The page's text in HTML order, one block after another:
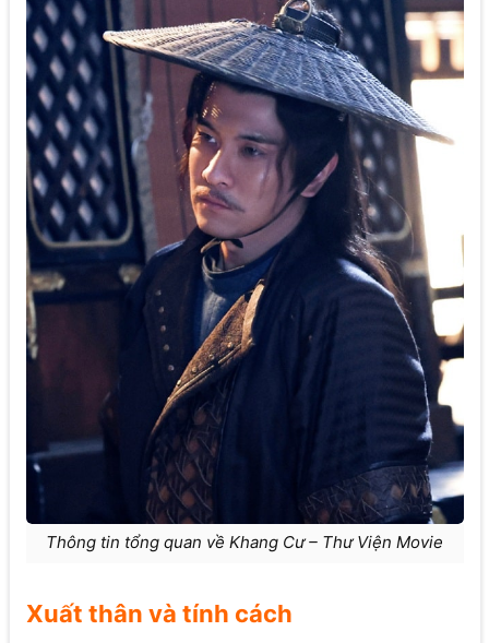
Thông tin tổng quan về Khang Cư – Thư Viện Movie
Xuất thân và tính cách